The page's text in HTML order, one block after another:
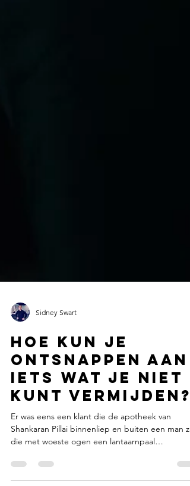
Sidney Swart
Hoe kun je
ontsnappen aan
iets wat je niet
kunt vermijden?
Er was eens een klant die de apotheek van
die met woeste ogen een lantaarnpaal
omarmde....